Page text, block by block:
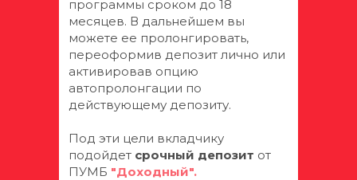
программы сроком до 18
месяцев. В дальнейшем вы
можете ее пролонгировать,
переоформив депозит лично или
активировав опцию
автопролонгации по
действующему депозиту.
Под эти цели вкладчику
подойдет срочный депозит от
ПУМБ "Доходный".